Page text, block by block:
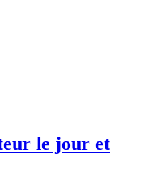
le jour et